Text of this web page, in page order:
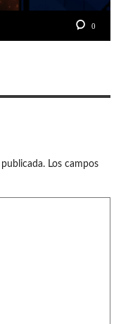
0
Los campos